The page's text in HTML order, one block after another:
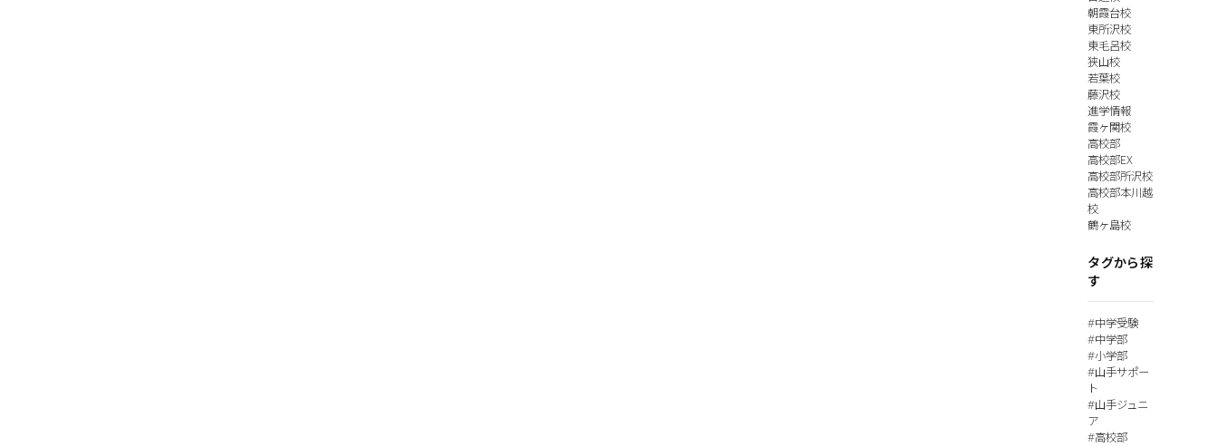
朝霞台校
東所沢校
東毛呂校
狭山校
若葉校
藤沢校
進学情報
霞ヶ関校
高校部
高校部EX
高校部所沢校
高校部本川越
校
鶴ヶ島校
タグから探
す
#中学受験
#中学部
#小学部
#山手サポー
ト
#山手ジュニ
ア
#高校部